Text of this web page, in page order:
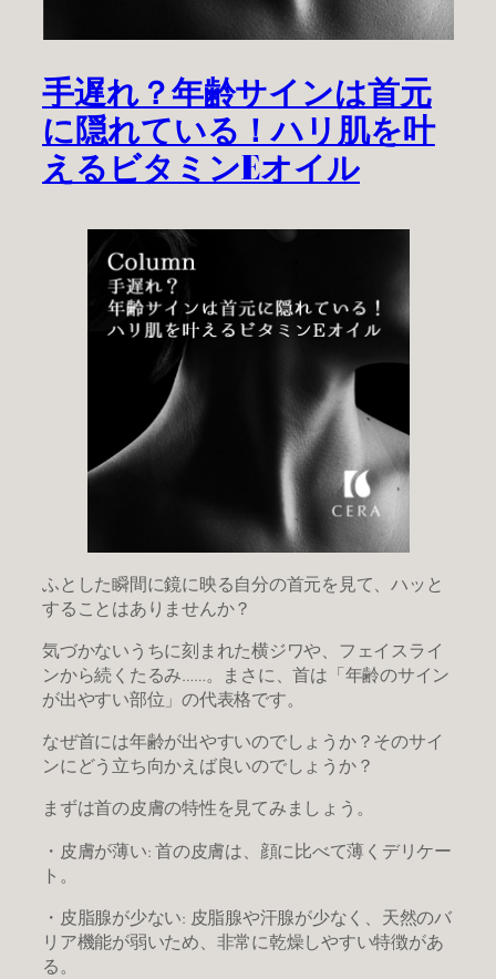
手遅れ？年齢サインは首元
に隠れている！ハリ肌を叶
えるビタミンEオイル
​ふとした瞬間に鏡に映る自分の首元を見て、ハッと
することはありませんか？
​気づかないうちに刻まれた横ジワや、フェイスライ
ンから続くたるみ……。まさに、首は「年齢のサイン
が出やすい部位」の代表格です。
​なぜ首には年齢が出やすいのでしょうか？そのサイ
ンにどう立ち向かえば良いのでしょうか？
まずは首の皮膚の特性を見てみましょう。
​・皮膚が薄い: 首の皮膚は、顔に比べて薄くデリケー
ト。
​・皮脂腺が少ない: 皮脂腺や汗腺が少なく、天然のバ
リア機能が弱いため、非常に乾燥しやすい特徴があ
る。